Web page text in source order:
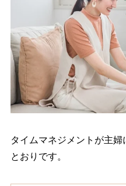
タイムマネジメントが主
とおりです。